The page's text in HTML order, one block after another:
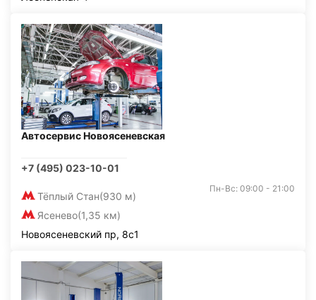
Автосервис Новоясеневская
+7 (495) 023-10-01
Тёплый Стан(930 м)
Ясенево(1,35 км)
Пн-Вс: 09:00 - 21:00
Новоясеневский пр, 8с1